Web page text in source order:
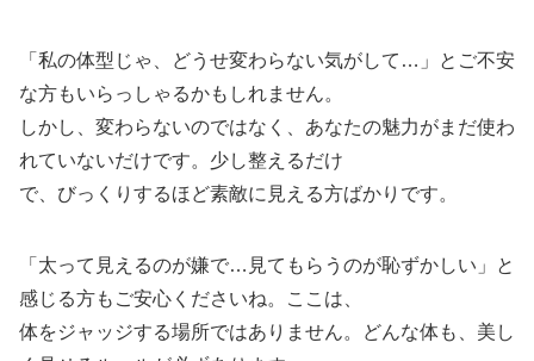
「私の体型じゃ、どうせ変わらない気がして…」とご不安
な方もいらっしゃるかもしれません。
しかし、変わらないのではなく、あなたの魅力がまだ使わ
れていないだけです。少し整えるだけ
で、びっくりするほど素敵に見える方ばかりです。
「太って見えるのが嫌で…見てもらうのが恥ずかしい」と
感じる方もご安心くださいね。ここは、
体をジャッジする場所ではありません。どんな体も、美し